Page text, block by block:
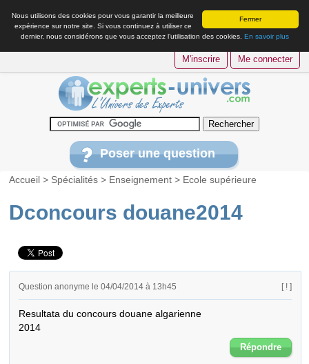
Fermer
Nous utilisons des cookies pour vous garantir la meilleure
expérience sur notre site. Si vous continuez à utiliser ce
dernier, nous considérons que vous acceptez l’utilisation des cookies. En savoir plus
M'inscrire Me connecter
Poser une question
Accueil > Spécialités > Enseignement > Ecole supérieure
Dconcours douane2014
Question anonyme le 04/04/2014 à 13h45 [ ! ]
Resultata du concours douane algarienne
2014
Répondre